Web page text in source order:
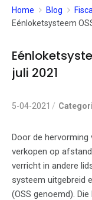
Home Blog
Eénloketsysteem
juli 2021
5-04-2021
Door de
verkopen op
verricht in andere
systeem uitgebreid
(OSS genoemd).